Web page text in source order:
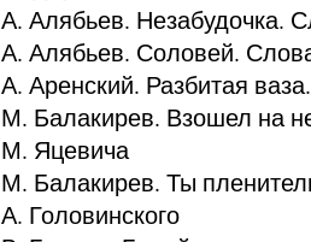
А. Алябьев. Незабудочка.
А. Алябьев. Соловей.
А. Аренский. Разбитая
М. Балакирев. Взошел на
М. Яцевича
М. Балакирев. Ты
А. Головинского